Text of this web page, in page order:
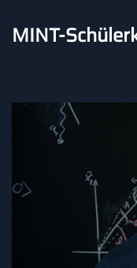
Skip to main
MINT-